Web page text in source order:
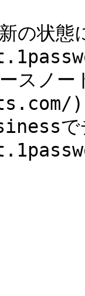
の状態
ースノ
)
で